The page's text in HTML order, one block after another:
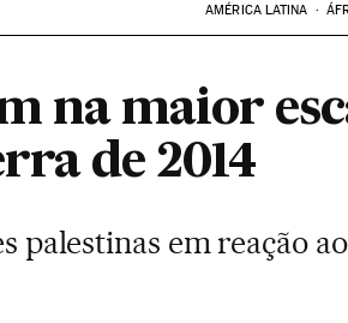
AMÉRICA LATINA
na maior
de 2014
palestinas em reação